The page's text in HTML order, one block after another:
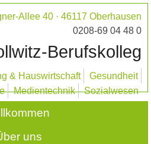
Allee 40 · 46117 Oberhausen
0208-69 04 48 0
Berufskolleg
& Hauswirtschaft
Gesundheit
Medientechnik Sozialwesen
uns